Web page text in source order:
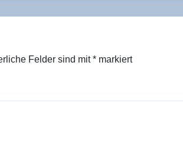
Felder sind mit* markiert